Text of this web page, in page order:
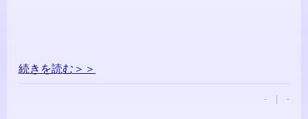
続きを読む＞＞
- | -